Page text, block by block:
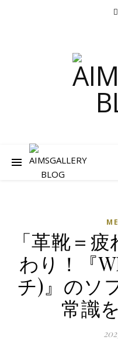
「革靴＝
わり！『
チ)』のソ
常識